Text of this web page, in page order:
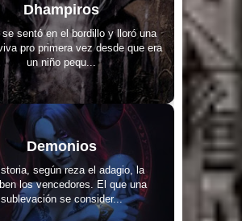
Dhampiros
sentó en el bordillo y lloró una
pro primera vez desde que era
un niño pequ...
Demonios
según reza el adagio, la
los vencedores. El que una
sublevación se consider...